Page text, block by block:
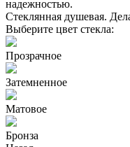
надежностью.
Стеклянная душевая.
Выберите цвет стекла:
Прозрачное
Затемненное
Матовое
Бронза